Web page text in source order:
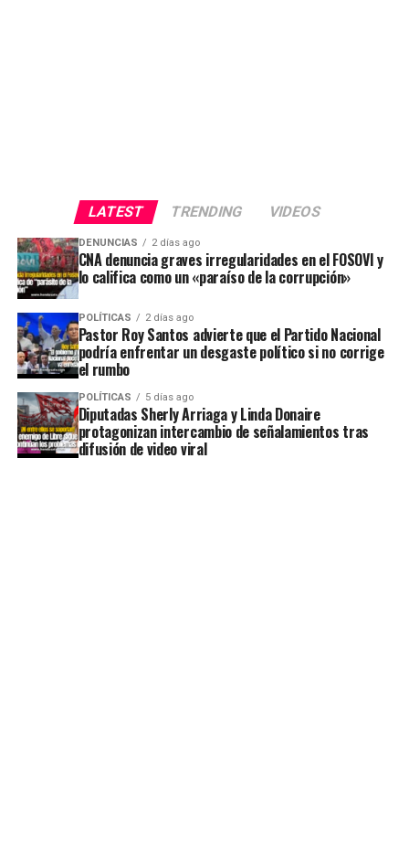
LATEST TRENDING VIDEOS
DENUNCIAS 2 días ago
CNA denuncia graves irregularidades en el FOSOVI y
lo califica como un «paraíso de la corrupción»
POLÍTICAS 2 días ago
Pastor Roy Santos advierte que el Partido Nacional
podría enfrentar un desgaste político si no corrige
el rumbo
POLÍTICAS 5 días ago
Diputadas Sherly Arriaga y Linda Donaire
protagonizan intercambio de señalamientos tras
difusión de video viral